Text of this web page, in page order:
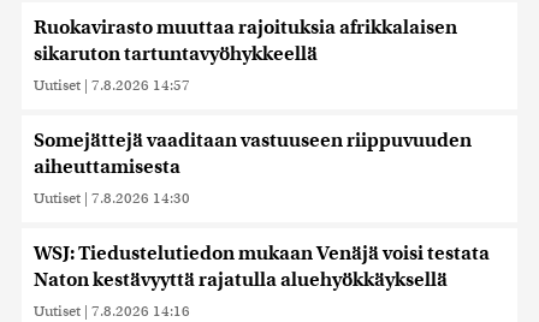
Ruokavirasto muuttaa rajoituksia afrikkalaisen
sikaruton tartuntavyöhykkeellä
Uutiset | 7.8.2026 14:57
Somejättejä vaaditaan vastuuseen riippuvuuden
aiheuttamisesta
Uutiset | 7.8.2026 14:30
WSJ: Tiedustelutiedon mukaan Venäjä voisi testata
Naton kestävyyttä rajatulla aluehyökkäyksellä
Uutiset | 7.8.2026 14:16